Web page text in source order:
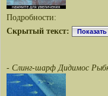
Подробности:
Скрытый текст:
Показать
- Слинг-шарф Дидимос